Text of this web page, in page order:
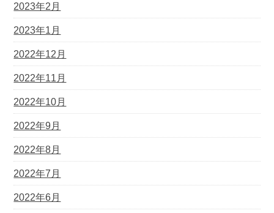
2023年2月
2023年1月
2022年12月
2022年11月
2022年10月
2022年9月
2022年8月
2022年7月
2022年6月